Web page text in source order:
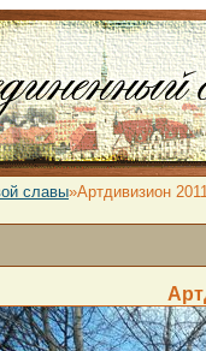
славы»Артдивизион